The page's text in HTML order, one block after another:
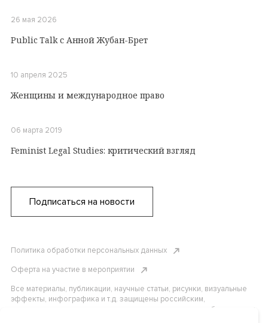
26 мая 2026
Public Talk с Анной Жубан-Брет
10 апреля 2025
Женщины и международное право
06 марта 2019
Feminist Legal Studies: критический взгляд
Подписаться на новости
Политика обработки персональных данных
Оферта на участие в мероприятии
Все материалы, публикации, научные статьи, рисунки, визуальные
эффекты, инфографика и т.д. защищены российским,
американским и международным законодательством об авторском